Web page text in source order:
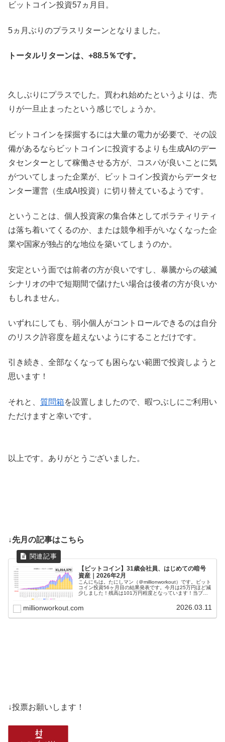
ビットコイン投資57ヵ月目。
5ヵ月ぶりのプラスリターンとなりました。
トータルリターンは、+88.5％です。
久しぶりにプラスでした。買われ始めたというよりは、売
りが一旦止まったという感じでしょうか。
ビットコインを採掘するには大量の電力が必要で、その設
備があるならビットコインに投資するよりも生成AIのデー
タセンターとして稼働させる方が、コスパが良いことに気
がついてしまった企業が、ビットコイン投資からデータセ
ンター運営（生成AI投資）に切り替えているようです。
ということは、個人投資家の集合体としてボラティリティ
は落ち着いてくるのか、または競争相手がいなくなった企
業や国家が独占的な地位を築いてしまうのか。
安定という面では前者の方が良いですし、暴騰からの破滅
シナリオの中で短期間で儲けたい場合は後者の方が良いか
もしれません。
いずれにしても、弱小個人がコントロールできるのは自分
のリスク許容度を超えないようにすることだけです。
引き続き、全部なくなっても困らない範囲で投資しようと
思います！
それと、 質問箱を設置しましたので、暇つぶしにご利用い
ただけますと幸いです。
以上です。ありがとうございました。
↓先月の記事はこちら
【ビットコイン】31歳会社員、はじめての暗号
資産｜2026年2月
こんにちは。たにしマン（＠millionworkout）です。ビット
コイン投資56ヶ月目の結果発表です。今月は25万円ほど減
少しました！残高は101万円程度となっています！当ブロ
millionworkout.com 2026.03.11
↓投票お願いします！